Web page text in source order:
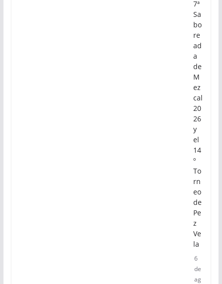
7ª
Sa
bo
re
ad
a
de
M
ez
cal
20
26
y
el
14
º
To
rn
eo
de
Pe
z
Ve
la
6
de
ag